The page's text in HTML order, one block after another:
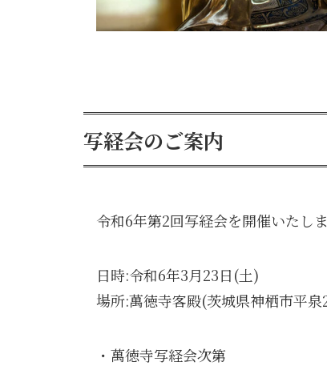
写経会のご案内
令和6年第2回写経会を開催いたしま
日時:令和6年3月23日(土)
場所:萬徳寺客殿(茨城県神栖市平泉
・萬徳寺写経会次第